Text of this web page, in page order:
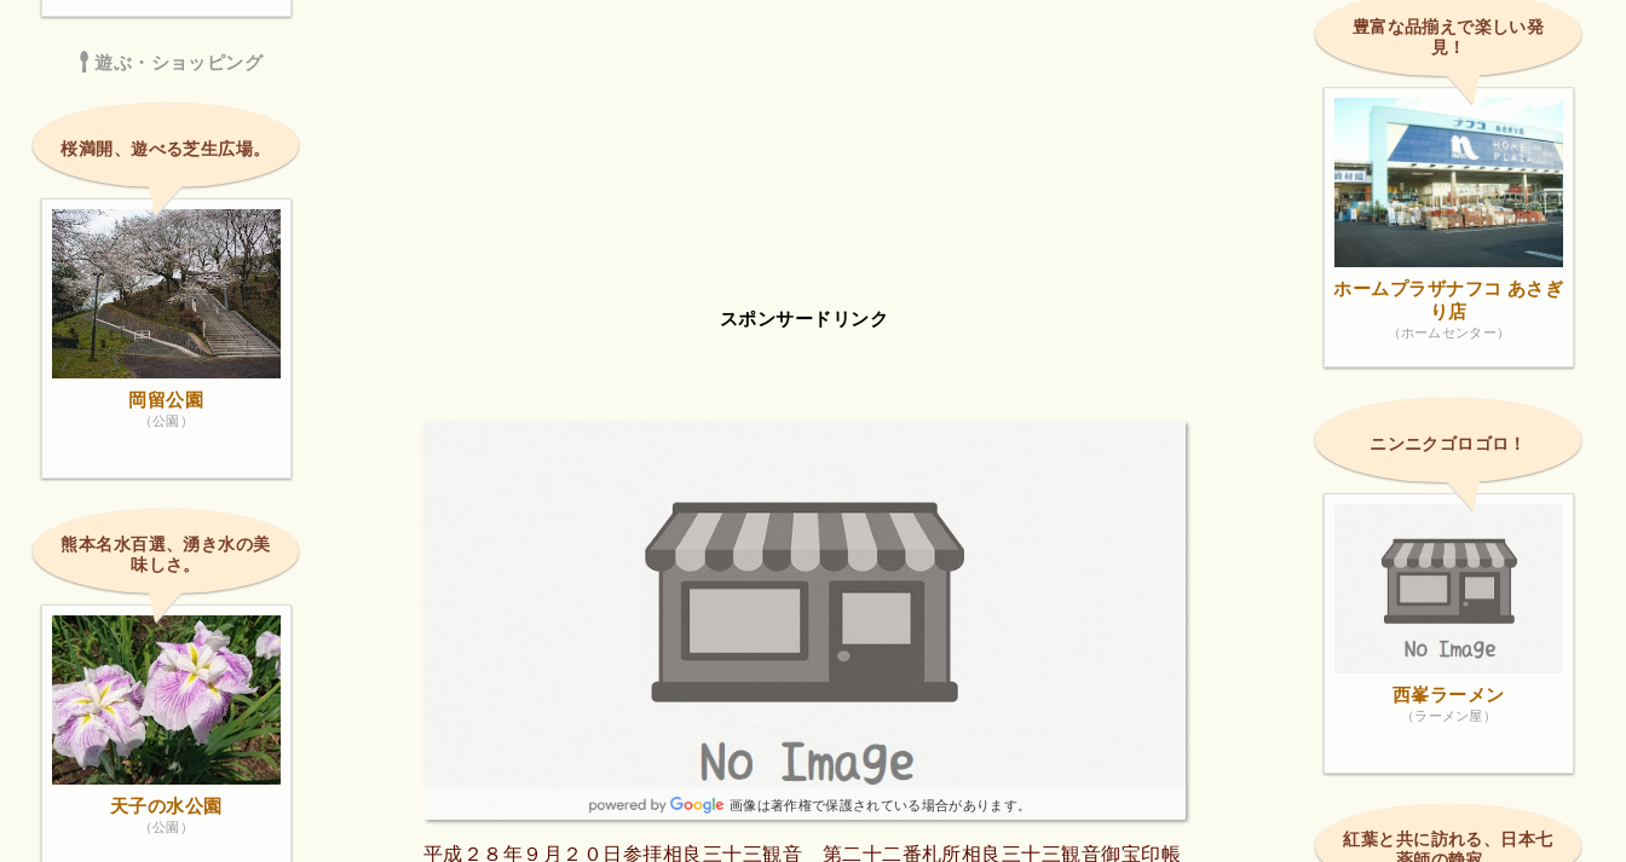
スポンサードリンク
画像は著作権で保護されている場合があります。
平成２８年９月２０日参拝相良三十三観音 第二十二番札所相良三十三観音御宝印帳
遊ぶ・ショッピング
桜満開、遊べる芝生広場。
岡留公園
（公園）
熊本名水百選、湧き水の美
味しさ。
天子の水公園
（公園）
豊富な品揃えで楽しい発
見！
ホームプラザナフコ あさぎ
り店
（ホームセンター）
ニンニクゴロゴロ！
西峯ラーメン
（ラーメン屋）
紅葉と共に訪れる、日本七